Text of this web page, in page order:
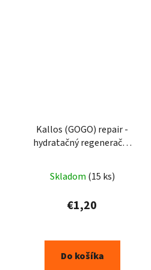
Kallos (GOGO) repair -
hydratačný regeneračný
Skladom (15 ks)
€1,20
Do košíka